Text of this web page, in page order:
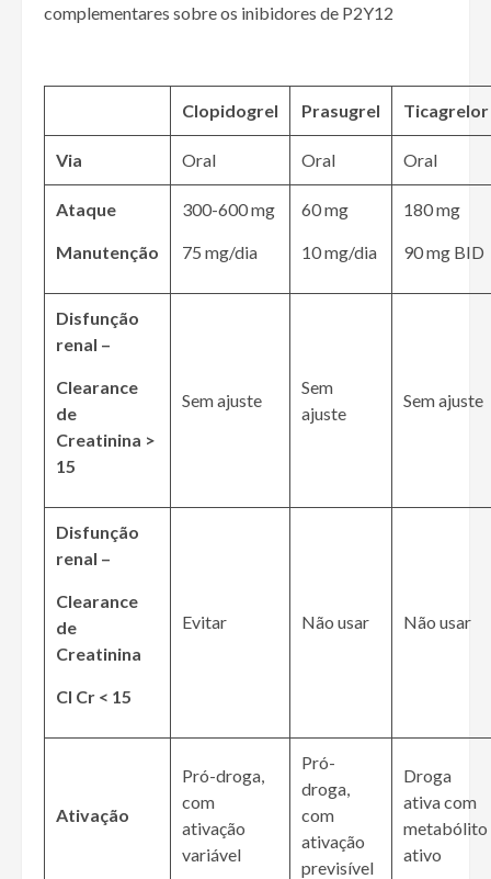
complementares sobre os inibidores de P2Y12
Clopidogrel Prasugrel Ticagrelor
Via Oral Oral Oral
Ataque
Manutenção
300-600 mg
75 mg/dia
60 mg
10 mg/dia
180 mg
90 mg BID
Disfunção
renal –
Clearance
de
Creatinina >
15
Sem ajuste
Sem
ajuste
Sem ajuste
Disfunção
renal –
Clearance
de
Creatinina
Cl Cr < 15
Evitar Não usar Não usar
Ativação
Pró-droga,
com
ativação
variável
Pró-
droga,
com
ativação
previsível
Droga
ativa com
metabólito
ativo